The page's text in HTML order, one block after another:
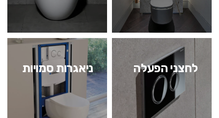
לחצני הפעלה ניאגרות סמויות